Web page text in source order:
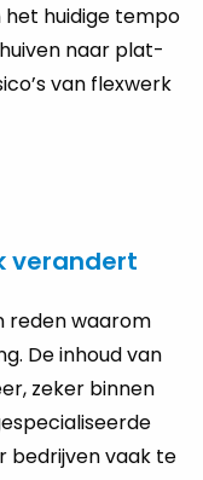
hui­di­ge tempo
naar plat­
van flex­werk
verandert
reden waar­om
De in­houd van
zeker bin­nen
be­drij­ven vaak te